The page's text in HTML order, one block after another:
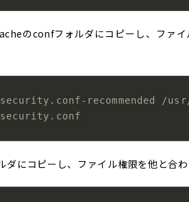
のconfフォルダにコピーし、ファイ
recommended /
にコピーし、ファイル権限を他と合わ